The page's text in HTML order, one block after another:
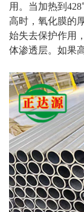
用。当加热到
高时，氧化膜的
始失去保护作用
体渗透层。如果